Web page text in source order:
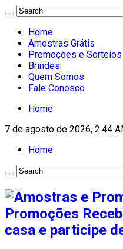
Home
Amostras Grátis
Promoções e Sorteios
Brindes
Quem Somos
Fale Conosco
Home
7 de agosto de 2026, 2:44
Home
Promoções
casa e participe